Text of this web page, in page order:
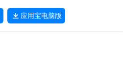
应用宝电脑版